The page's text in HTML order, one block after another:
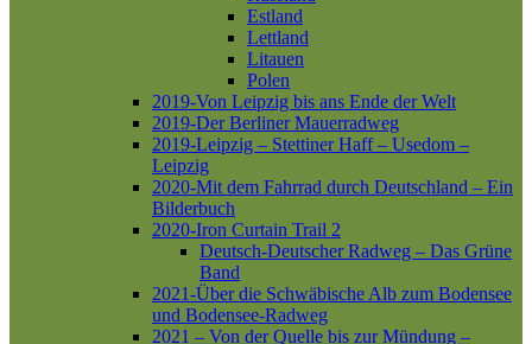
Estland
Lettland
Litauen
Polen
2019-Von Leipzig bis ans Ende der Welt
2019-Der Berliner Mauerradweg
2019-Leipzig – Stettiner Haff – Usedom –
Leipzig
2020-Mit dem Fahrrad durch Deutschland – Ein
Bilderbuch
2020-Iron Curtain Trail 2
Deutsch-Deutscher Radweg – Das Grüne
Band
2021-Über die Schwäbische Alb zum Bodensee
und Bodensee-Radweg
2021 – Von der Quelle bis zur Mündung –